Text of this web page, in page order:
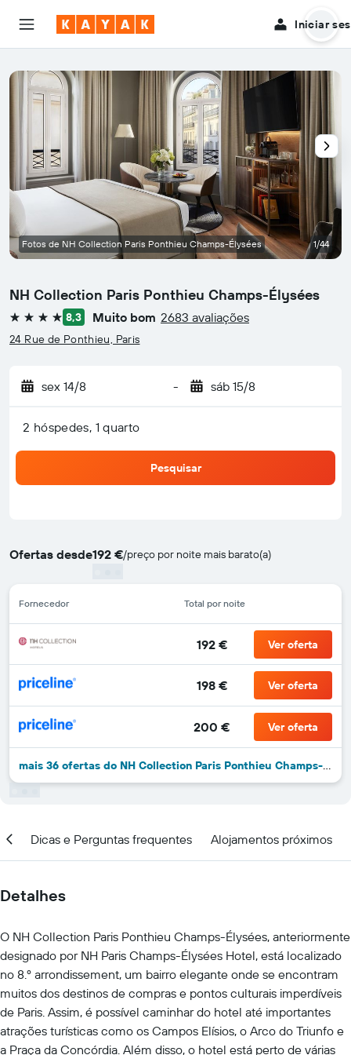
Iniciar
NH Collection Paris Ponthieu Champs-Élysées
4 estrelas 8,3 Muito bom 2683 avaliações
24 Rue de Ponthieu, Paris
sex 14/8 - sáb 15/8
2 hóspedes, 1 quarto
Pesquisar
Ofertas desde192 €/preço por noite mais barato(a)
Fornecedor Total por noite
192 € Ver oferta
198 € Ver oferta
200 € Ver oferta
mais 36 ofertas do NH Collection Paris Ponthieu Champs-Élysées
Fotos de NH Collection Paris Ponthieu Champs-Élysées 1/44
Dicas e Perguntas frequentes Alojamentos próximos
Detalhes
O NH Collection Paris Ponthieu Champs-Élysées, anteriormente
designado por NH Paris Champs-Élysées Hotel, está localizado
no 8.º arrondissement, um bairro elegante onde se encontram
muitos dos destinos de compras e pontos culturais imperdíveis
de Paris. Assim, é possível caminhar do hotel até importantes
atrações turísticas como os Campos Elísios, o Arco do Triunfo e
a Praça da Concórdia. Além disso, o hotel está perto de várias